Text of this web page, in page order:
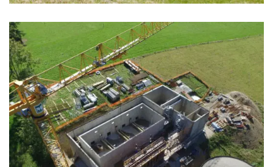
BÂTIMENT CHARPENTE
COLLECTIVITÉS
EXTENSION
GÉNIE CIVIL
PILOTAGE DE CHANTIER
RÉNOVATION
TOITURE
ZINGUERIE